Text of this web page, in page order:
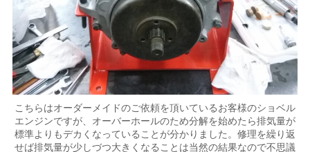
こちらはオーダーメイドのご依頼を頂いているお客様のショベル
エンジンですが、オーバーホールのため分解を始めたら排気量が
標準よりもデカくなっていることが分かりました。修理を繰り返
せば排気量が少しづつ大きくなることは当然の結果なので不思議